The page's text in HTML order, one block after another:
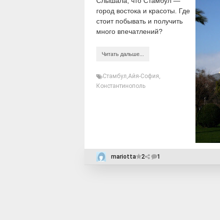
город востока и красоты. Где
стоит побывать и получить
много впечатлений?
Читать дальше...
Стамбул,Айя-София,
Константинополь
mariotta 2 1